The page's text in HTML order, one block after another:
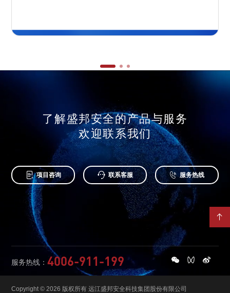

了解盛邦安全的产品与服务
欢迎联系我们
 项目咨询  联系客服  服务热线
服务热线：4006-911-199
Copyright © 2026 版权所有 远江盛邦安全科技集团股份有限公司